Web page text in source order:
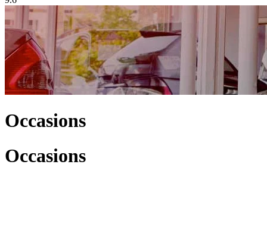
Occasions
Occasions